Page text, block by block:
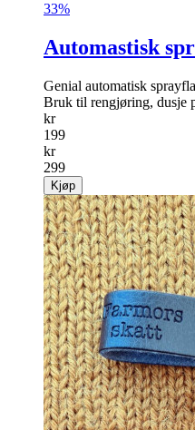
33%
Automastisk
Genial automatisk
Bruk til rengjøring, dusje
kr
199
kr
299
Kjøp